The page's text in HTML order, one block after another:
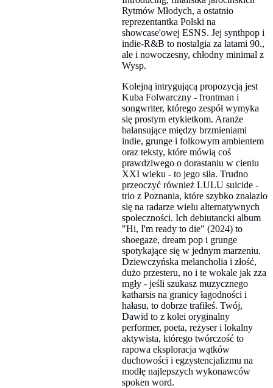
Rytmów Młodych, a ostatnio
reprezentantka Polski na
showcase'owej ESNS. Jej synthpop i
indie-R&B to nostalgia za latami 90.,
ale i nowoczesny, chłodny minimal z
Wysp.
Kolejną intrygującą propozycją jest
Kuba Folwarczny - frontman i
songwriter, którego zespół wymyka
się prostym etykietkom. Aranże
balansujące między brzmieniami
indie, grunge i folkowym ambientem
oraz teksty, które mówią coś
prawdziwego o dorastaniu w cieniu
XXI wieku - to jego siła. Trudno
przeoczyć również LULU suicide -
trio z Poznania, które szybko znalazło
się na radarze wielu alternatywnych
społeczności. Ich debiutancki album
"Hi, I'm ready to die" (2024) to
shoegaze, dream pop i grunge
spotykające się w jednym marzeniu.
Dziewczyńska melancholia i złość,
dużo przesteru, no i te wokale jak zza
mgły - jeśli szukasz muzycznego
katharsis na granicy łagodności i
hałasu, to dobrze trafiłeś. Twój,
Dawid to z kolei oryginalny
performer, poeta, reżyser i lokalny
aktywista, którego twórczość to
rapowa eksploracja wątków
duchowości i egzystencjalizmu na
modłę najlepszych wykonawców
spoken word.